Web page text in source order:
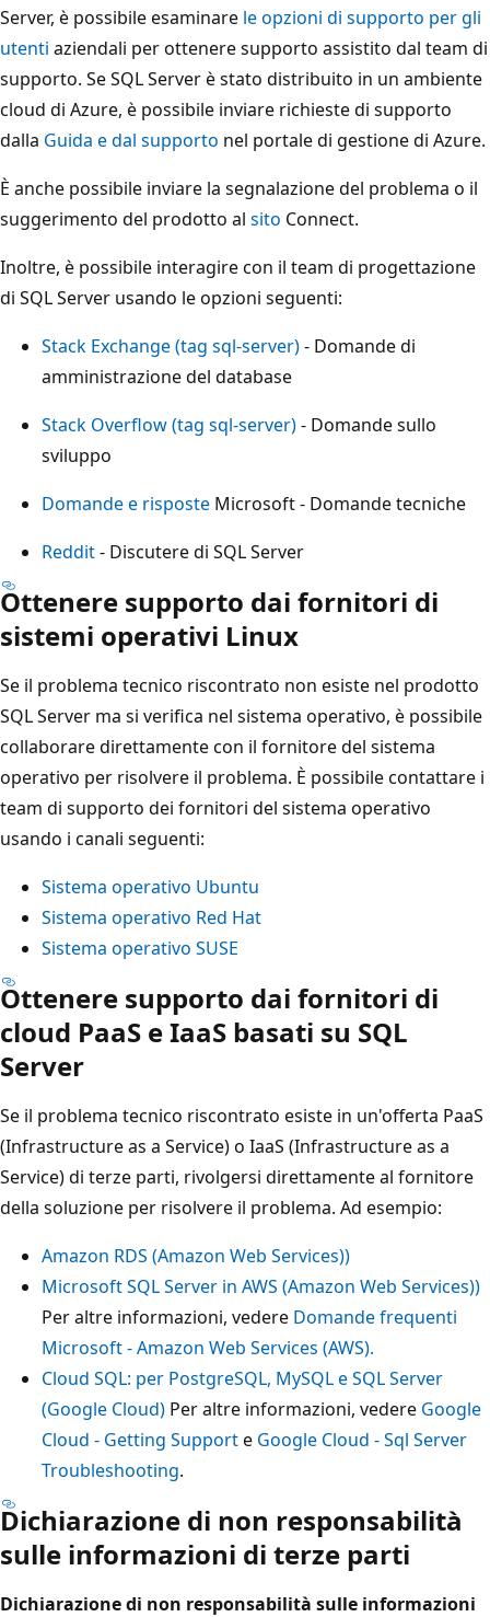
Server, è possibile esaminare le opzioni di supporto per gli
utenti aziendali per ottenere supporto assistito dal team di
supporto. Se SQL Server è stato distribuito in un ambiente
cloud di Azure, è possibile inviare richieste di supporto
dalla Guida e dal supporto nel portale di gestione di Azure.
È anche possibile inviare la segnalazione del problema o il
suggerimento del prodotto al sito Connect.
Inoltre, è possibile interagire con il team di progettazione
di SQL Server usando le opzioni seguenti:
Stack Exchange (tag sql-server)- Domande di
amministrazione del database
Stack Overflow (tag sql-server)- Domande sullo
sviluppo
Domande e risposte Microsoft - Domande tecniche
Reddit- Discutere di SQL Server
Ottenere supporto dai fornitori di
sistemi operativi Linux
Se il problema tecnico riscontrato non esiste nel prodotto
SQL Server ma si verifica nel sistema operativo, è possibile
collaborare direttamente con il fornitore del sistema
operativo per risolvere il problema. È possibile contattare i
team di supporto dei fornitori del sistema operativo
usando i canali seguenti:
Sistema operativo Ubuntu
Sistema operativo Red Hat
Sistema operativo SUSE
Ottenere supporto dai fornitori di
cloud PaaS e IaaS basati su SQL
Server
Se il problema tecnico riscontrato esiste in un'offerta PaaS
(Infrastructure as a Service) o IaaS (Infrastructure as a
Service) di terze parti, rivolgersi direttamente al fornitore
della soluzione per risolvere il problema. Ad esempio:
Amazon RDS (Amazon Web Services))
Microsoft SQL Server in AWS (Amazon Web Services))
Per altre informazioni, vedere Domande frequenti
Microsoft - Amazon Web Services (AWS).
Cloud SQL: per PostgreSQL, MySQL e SQL Server
(Google Cloud) Per altre informazioni, vedere Google
Cloud - Getting Supporte Google Cloud - Sql Server
Troubleshooting.
Dichiarazione di non responsabilità
sulle informazioni di terze parti
Dichiarazione di non responsabilità sulle informazioni